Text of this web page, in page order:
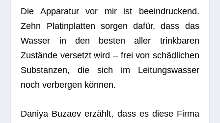
Die Appa­ra­tur vor mir ist beein­dru­ckend.
Zehn Pla­tin­plat­ten sor­gen dafür, dass das
Was­ser in den bes­ten aller trink­ba­ren
Zustände ver­setzt wird – frei von schäd­li­chen
Sub­stan­zen, die sich im Lei­tungs­was­ser
noch ver­ber­gen können.
Daniya Buzaev erzählt, dass es diese Firma